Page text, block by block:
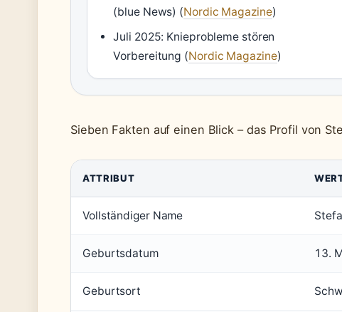
(blue News) (Nordic Magazine)
Juli 2025: Knieprobleme stören
Vorbereitung (Nordic Magazine)
Sieben Fakten auf einen Blick – das Profil von
ATTRIBUT
Vollständiger Name
Geburtsdatum 13.
Geburtsort